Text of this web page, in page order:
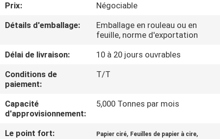
VISITE
DE
CONTRÔLE
DE
LA
QUALITÉ
Prix:
Négociable
Détails d'emballage:
Emballage en rouleau ou en
feuille, norme d'exportation
Délai de livraison:
10 à 20 jours ouvrables
Conditions de
paiement:
T/T
Capacité
d'approvisionnement:
5,000 Tonnes par mois
Le point fort: Papier ciré, Feuilles de papier à cire,